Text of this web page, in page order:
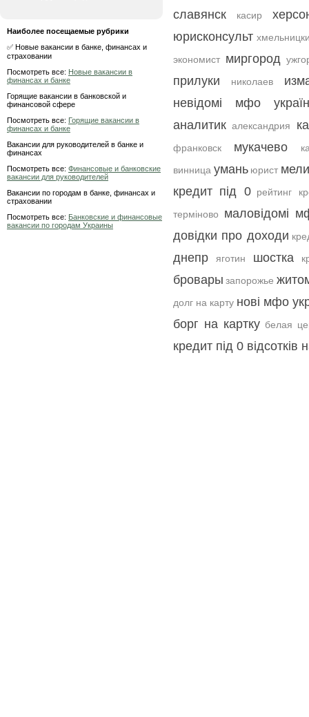
Наиболее посещаемые рубрики
✅ Новые вакансии в банке, финансах и
страховании
Посмотреть все: Новые вакансии в
финансах и банке
Горящие вакансии в банковской и
финансовой сфере
Посмотреть все: Горящие вакансии в
финансах и банке
Вакансии для руководителей в банке и
финансах
Посмотреть все: Финансовые и банковские
вакансии для руководителей
Вакансии по городам в банке, финансах и
страховании
Посмотреть все: Банковские и финансовые
вакансии по городам Украины
славянск
касир
юрисконсульт
экономист миргород
прилуки николаев
невідомі мфо
аналитик александрия
франковск мукачево
винница умань юрист
кредит під 0 рейтинг
терміново
маловідомі
довідки про доходи
днепр яготин шостка
бровары запорожье
долг на карту нові мфо
борг на картку белая
кредит під 0 відсотків